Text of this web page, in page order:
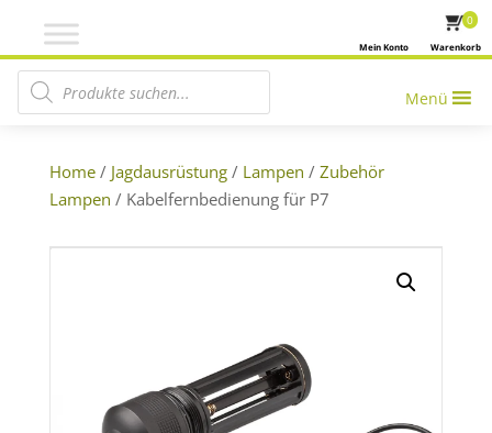
Warenkorb
0
Mein Konto
Products search
Menü
Home/ Jagdausrüstung/ Lampen / Zubehör
Lampen / Kabelfernbedienung für P7